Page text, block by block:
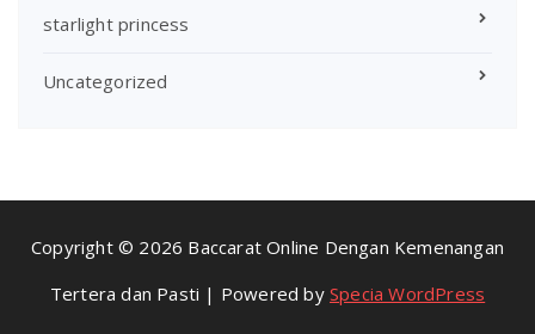
starlight princess
Uncategorized
Copyright © 2026 Baccarat Online Dengan Kemenangan
Tertera dan Pasti | Powered by Specia WordPress